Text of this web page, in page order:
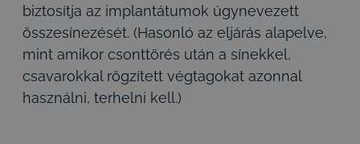
biztosítja az implantátumok úgynevezett
összesínezését. (Hasonló az eljárás alapelve,
mint amikor csonttörés után a sínekkel,
csavarokkal rögzített végtagokat azonnal
használni, terhelni kell.)